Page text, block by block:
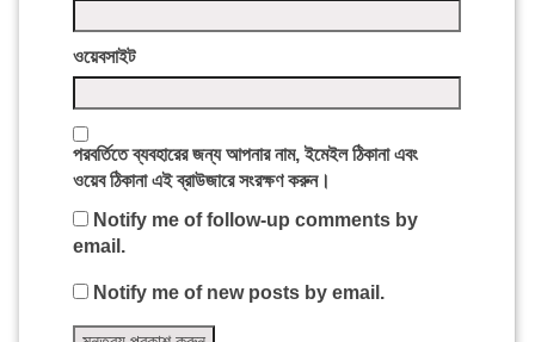
ওয়েবসাইট
পরবর্তিতে ব্যবহারের জন্য আপনার নাম, ইমেইল ঠিকানা এবং
ওয়েব ঠিকানা এই ব্রাউজারে সংরক্ষণ করুন।
Notify me of follow-up comments by
email.
Notify me of new posts by email.